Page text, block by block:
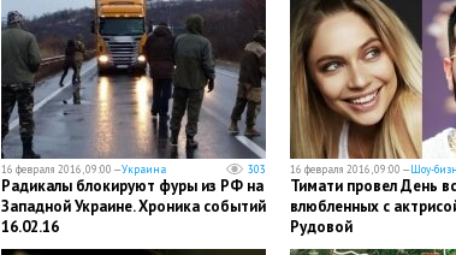
16 февраля 2016, 09:00 —Украина 303
Радикалы блокируют фуры из РФ на
Западной Украине. Хроника событий
16.02.16
16 февраля 2016, 09:00 —Шоу-
Тимати провел День
влюбленных с
Рудовой